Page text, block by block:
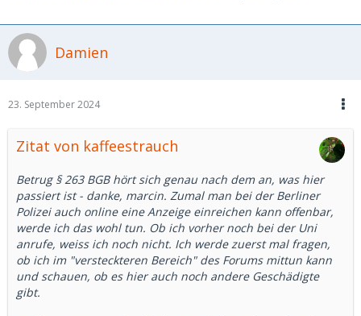
zumindest eine sehr ähnliche Masche – bereits unzählige
Male erfolgreich durchgezogen hat. Vielleicht entdeckst du
Parallelen zu deinen eigenen Erlebnissen. Es zeigt sich
immer wieder, wie berechnend und skrupellos manche
persönliche Vorteile geht.
Damien
23. September 2024
Zitat von kaffeestrauch
Betrug § 263 BGB hört sich genau nach dem an, was hier
passiert ist - danke, marcin. Zumal man bei der Berliner
Polizei auch online eine Anzeige einreichen kann offenbar,
werde ich das wohl tun. Ob ich vorher noch bei der Uni
anrufe, weiss ich noch nicht. Ich werde zuerst mal fragen,
ob ich im "versteckteren Bereich" des Forums mittun kann
und schauen, ob es hier auch noch andere Geschädigte
gibt.